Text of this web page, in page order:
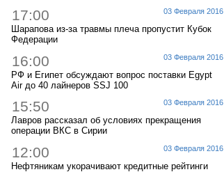
03 Февраля 2016
17:00
Шарапова из-за травмы плеча пропустит Кубок
Федерации
03 Февраля 2016
16:00
РФ и Египет обсуждают вопрос поставки Egypt
Air до 40 лайнеров SSJ 100
03 Февраля 2016
15:50
Лавров рассказал об условиях прекращения
операции ВКС в Сирии
03 Февраля 2016
12:00
Нефтяникам укорачивают кредитные рейтинги